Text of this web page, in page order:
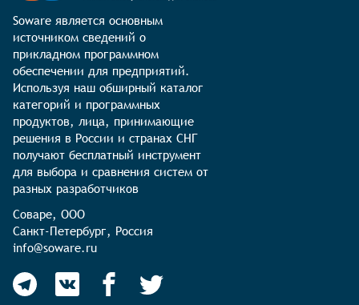
Soware является основным
источником сведений о
прикладном программном
обеспечении для предприятий.
Используя наш обширный каталог
категорий и программных
продуктов, лица, принимающие
решения в России и странах СНГ
получают бесплатный инструмент
для выбора и сравнения систем от
разных разработчиков
Соваре, ООО
Санкт-Петербург, Россия
info@soware.ru